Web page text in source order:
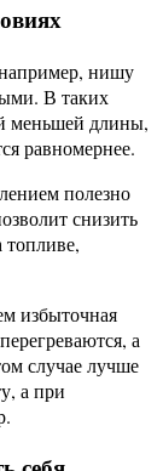
нишу
В таких
меньшей длины,
равномернее.
полезно
снизить
топливе,
избыточная
а
случае лучше
а при